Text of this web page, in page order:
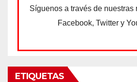
Síguenos a través de nuestras
Facebook, Twitter y
ETIQUETAS